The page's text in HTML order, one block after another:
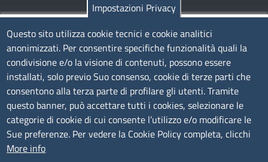
TRASPARENZA
Albo Online
Amministrazione trasparente
Bandi e concorsi
Segnalazioni Whistleblowing
Accessibilità
IBAN e pagamenti informatici
Impostazioni Privacy
Questo sito utilizza cookie tecnici e cookie analitici
anonimizzati. Per consentire specifiche funzionalità quali la
condivisione e/o la visione di contenuti, possono essere
installati, solo previo Suo consenso, cookie di terze parti che
consentono alla terza parte di profilare gli utenti. Tramite
questo banner, può accettare tutti i cookies, selezionare le
categorie di cookie di cui consente l’utilizzo e/o modificare le
Sue preferenze. Per vedere la Cookie Policy completa, clicchi
More info